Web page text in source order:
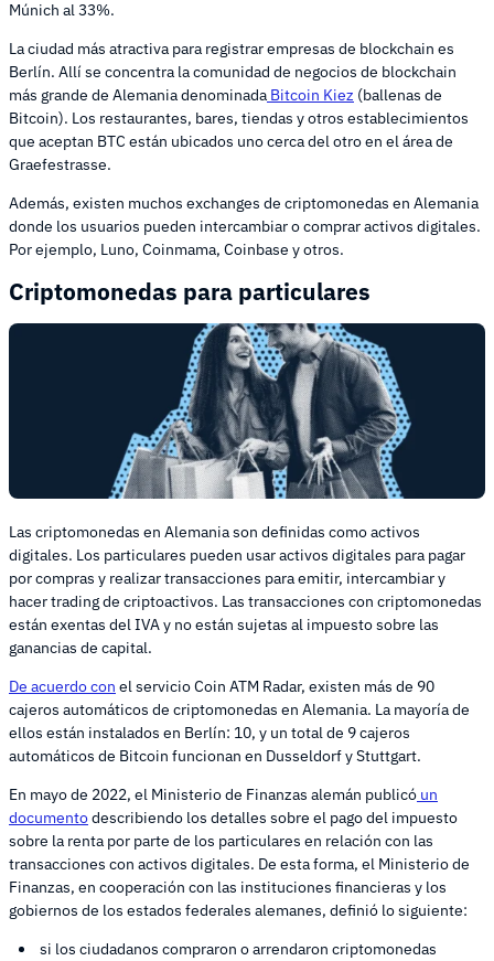
Múnich al 33%.
La ciudad más atractiva para registrar empresas de blockchain es
Berlín. Allí se concentra la comunidad de negocios de blockchain
más grande de Alemania denominada Bitcoin Kiez (ballenas de
Bitcoin). Los restaurantes, bares, tiendas y otros establecimientos
que aceptan BTC están ubicados uno cerca del otro en el área de
Graefestrasse.
Además, existen muchos exchanges de criptomonedas en Alemania
donde los usuarios pueden intercambiar o comprar activos digitales.
Por ejemplo, Luno, Coinmama, Coinbase y otros.
Criptomonedas para particulares
Las criptomonedas en Alemania son definidas como activos
digitales. Los particulares pueden usar activos digitales para pagar
por compras y realizar transacciones para emitir, intercambiar y
hacer trading de criptoactivos. Las transacciones con criptomonedas
están exentas del IVA y no están sujetas al impuesto sobre las
ganancias de capital.
De acuerdo con el servicio Coin ATM Radar, existen más de 90
cajeros automáticos de criptomonedas en Alemania. La mayoría de
ellos están instalados en Berlín: 10, y un total de 9 cajeros
automáticos de Bitcoin funcionan en Dusseldorf y Stuttgart.
En mayo de 2022, el Ministerio de Finanzas alemán publicó un
documentodescribiendo los detalles sobre el pago del impuesto
sobre la renta por parte de los particulares en relación con las
transacciones con activos digitales. De esta forma, el Ministerio de
Finanzas, en cooperación con las instituciones financieras y los
gobiernos de los estados federales alemanes, definió lo siguiente:
si los ciudadanos compraron o arrendaron criptomonedas